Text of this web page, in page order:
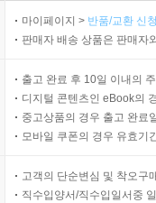
마이페이지 > 반품/교환 신
판매자 배송 상품은 판매자
출고 완료 후 10일 이내의
디지털 콘텐츠인 eBook의
중고상품의 경우 출고 완료
모바일 쿠폰의 경우 유효기
고객의 단순변심 및 착오구
직수입양서/직수입일서중